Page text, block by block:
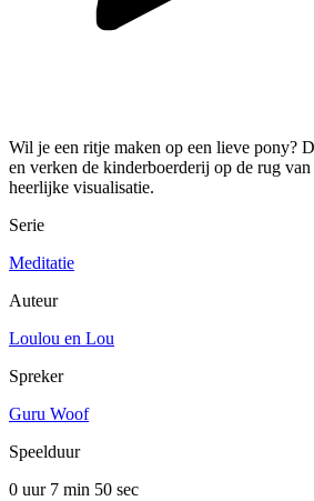
Wil je een ritje maken op een lieve pony?
en verken de kinderboerderij op de rug
heerlijke visualisatie.
Serie
Meditatie
Auteur
Loulou en Lou
Spreker
Guru Woof
Speelduur
0 uur 7 min 50 sec